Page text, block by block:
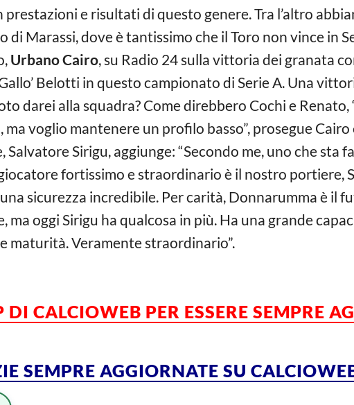
e risultati di questo genere. Tra l’altro
Marassi, dove è tantissimo che il Toro non vince in
Urbano Cairo, su Radio 24 sulla vittoria dei granata
Belotti in questo campionato di Serie A. Una
darei alla squadra? Come direbbero Cochi e Renato,
voglio mantenere un profilo basso”, prosegue
Sirigu, aggiunge: “Secondo me, uno che sta
fortissimo e straordinario è il nostro portiere,
sicurezza incredibile. Per carità, Donnarumma è il
ma oggi Sirigu ha qualcosa in più. Ha una grande
maturità. Veramente straordinario”.
DI CALCIOWEB PER ESSERE SEMPRE
SEMPRE AGGIORNATE SU